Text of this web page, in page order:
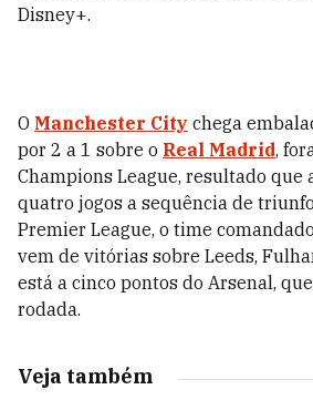
Disney+.
O Manchester City chega
por 2 a 1 sobre o Real Madrid,
Champions League, resultado que
quatro jogos a sequência de
Premier League, o time
vem de vitórias sobre Leeds,
está a cinco pontos do Arsenal,
rodada.
Veja também